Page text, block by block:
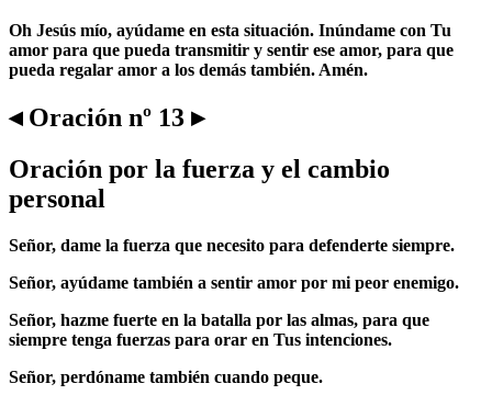
Oh Jesús mío, ayúdame en esta situación. Inúndame con Tu
amor para que pueda transmitir y sentir ese amor, para que
pueda regalar amor a los demás también. Amén.
◂ Oración nº 13 ▸
Oración por la fuerza y el cambio
personal
Señor, dame la fuerza que necesito para defenderte siempre.
Señor, ayúdame también a sentir amor por mi peor enemigo.
Señor, hazme fuerte en la batalla por las almas, para que
siempre tenga fuerzas para orar en Tus intenciones.
Señor, perdóname también cuando peque.